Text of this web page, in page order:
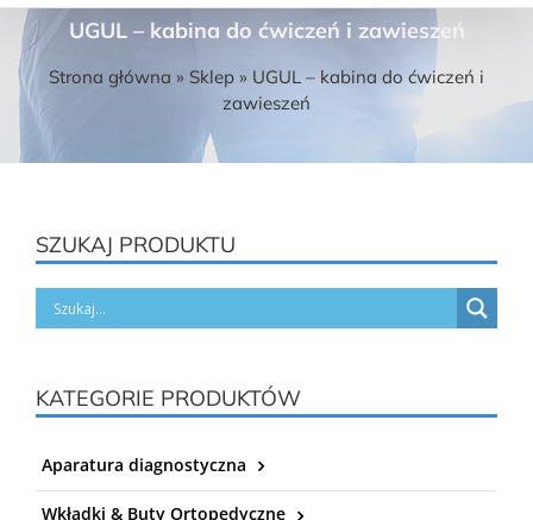
UGUL – kabina do ćwiczeń i zawieszeń
Strona główna » Sklep » UGUL – kabina do ćwiczeń i
zawieszeń
SZUKAJ PRODUKTU
KATEGORIE PRODUKTÓW
Aparatura diagnostyczna
Wkładki & Buty Ortopedyczne